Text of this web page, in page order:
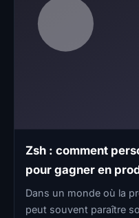
Zsh : comment
pour gagner en
Dans un monde où la
peut souvent paraître